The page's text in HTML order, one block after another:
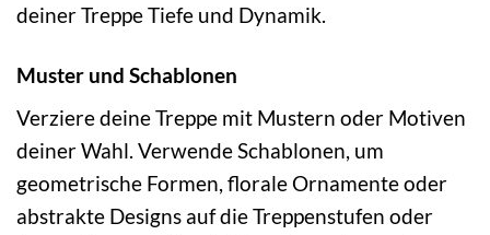
deiner Treppe Tiefe und Dynamik.
Muster und Schablonen
Verziere deine Treppe mit Mustern oder Motiven
deiner Wahl. Verwende Schablonen, um
geometrische Formen, florale Ornamente oder
abstrakte Designs auf die Treppenstufen oder